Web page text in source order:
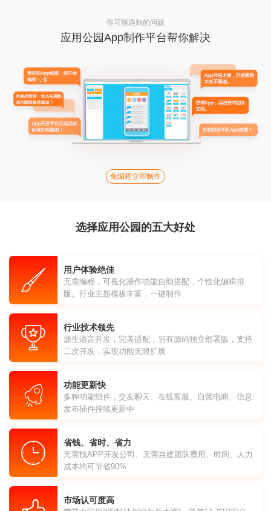
你可能遇到的问题
应用公园App制作平台帮你解决
免编程立即制作
选择应用公园的五大好处
用户体验绝佳
无需编程，可视化操作功能自助搭配，个性化编辑排
版。行业主题模板丰富，一键制作
行业技术领先
源生语言开发，完美适配，另有源码独立部署版，支持
二次开发，实现功能无限扩展
功能更新快
多种功能组件，交友聊天、在线客服、自营电商、信息
发布插件持续更新中
省钱、省时、省力
无需找APP开发公司、无需自建团队费用、时间、人力
成本均可节省90%
市场认可度高